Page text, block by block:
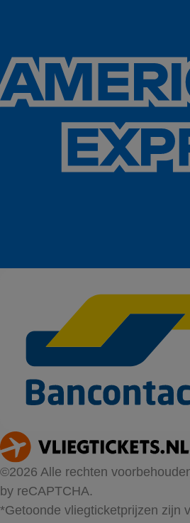
©2026 Alle rechten
by reCAPTCHA.
*Getoonde vliegticketprijzen zijn